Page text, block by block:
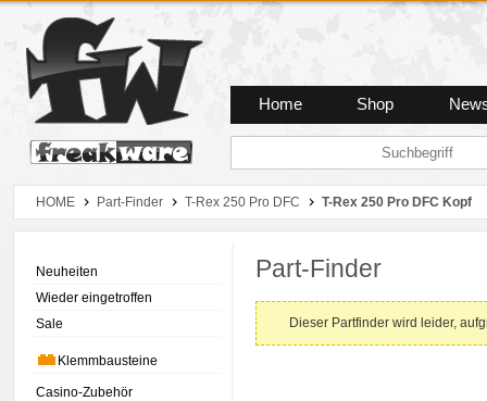
Zum Hauptmenue
Zum Seiteninhalt
Zum Warenkob
Home Shop
HOME Part-Finder T-Rex 250 Pro DFC T-Rex 250 Pro DFC Kopf
Neuheiten
Wieder eingetroffen
Sale
Klemmbausteine
Casino-Zubehör
Part-Finder
Dieser Partfinder wird leider,